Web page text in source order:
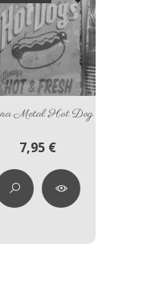
Metal Hot Dog
7,95 €